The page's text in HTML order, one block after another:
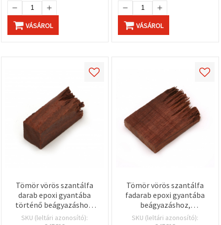
kattintva.
el
VÁSÁROL VÁSÁROL
Tömör vörös szantálfa
darab epoxi gyantába
történő beágyazáshoz,
15×15×35–45 mm
SKU (leltári azonosító):
Tömör vörös szantálfa
fadarab epoxi gyantába
beágyazáshoz,
40x10x50~60 mm
SKU (leltári azonosító):